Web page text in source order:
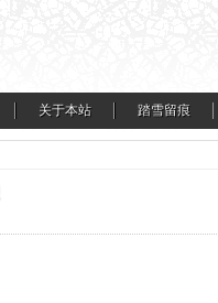
关于本站 踏雪留痕